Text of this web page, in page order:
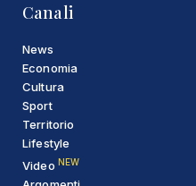
Canali
News
Economia
Cultura
Sport
Territorio
Lifestyle
Video NEW